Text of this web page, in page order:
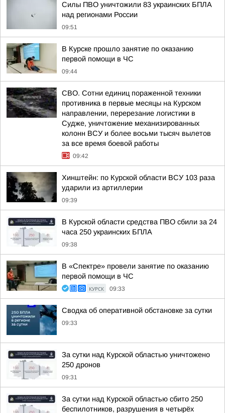
Силы ПВО уничтожили 83 украинских БПЛА
над регионами России
09:51
В Курске прошло занятие по оказанию
первой помощи в ЧС
09:44
СВО. Сотни единиц пораженной техники
противника в первые месяцы на Курском
направлении, перерезание логистики в
Судже, уничтожение механизированных
колонн ВСУ и более восьми тысяч вылетов
за все время боевой работы
09:42
Хинштейн: по Курской области ВСУ 103 раза
ударили из артиллерии
09:39
В Курской области средства ПВО сбили за 24
часа 250 украинских БПЛА
09:38
В «Спектре» провели занятие по оказанию
первой помощи в ЧС
КУРСК 09:33
Сводка об оперативной обстановке за сутки
09:33
За сутки над Курской областью уничтожено
250 дронов
09:31
За сутки над Курской областью сбито 250
беспилотников, разрушения в четырёх